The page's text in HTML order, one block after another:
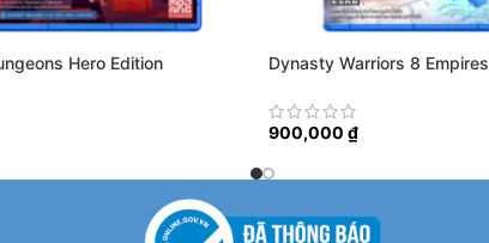
Hero Edition Dynasty Warriors 8 Empires
900,000 ₫